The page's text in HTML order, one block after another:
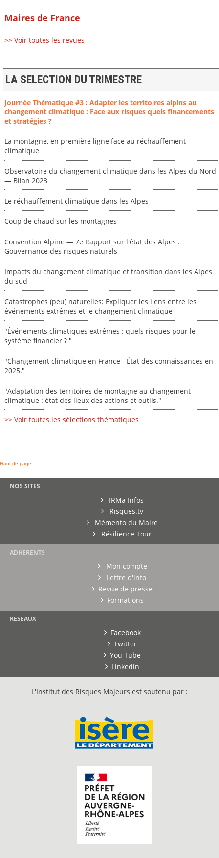
Maires de France
>> Voir toutes les revues
LA SELECTION DU TRIMESTRE
Journée Thématique #3 : Adapter les territoires alpins au
changement climatique : Face aux risques quels financements
et stratégies ?
La montagne, en première ligne face au réchauffement
climatique
Observatoire du changement climatique dans les Alpes du Nord
— Bilan 2023
Le réchauffement climatique dans les Alpes
Coup de chaud sur les montagnes
Convention Alpine — 7e Rapport sur l'état des Alpes :
Gouvernance des risques naturels
Impacts du changement climatique et transition dans les Alpes
du sud
Catastrophes (peu) naturelles: Expliquer les liens entre les
événements extrêmes et le changement climatique
"Événements climatiques extrêmes : quels risques pour le
système financier ? "
"Changement climatique en France - État des connaissances en
2025."
"Adaptation des territoires de montagne au changement
climatique : état des lieux des actions et outils."
>> Voir toutes les sélections thématiques
Haut de page
NOS SITES
IRMa Infos
Risques.tv
Mémento du Maire
Résilience Tour
ADHERENTS
Mon compte
Lettre d'info
Revue de presse
Formations
RESEAUX
Facebook
Twitter
You Tube
Linkedin
L'Institut des Risques Majeurs est soutenu par :